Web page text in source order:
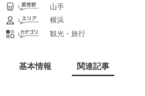
山手
横浜
観光・旅行
基本情報 関連記事